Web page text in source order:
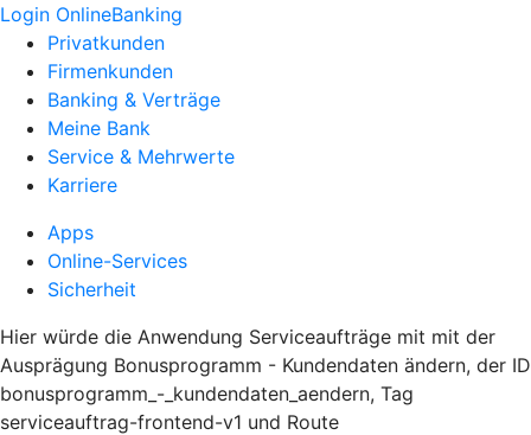
Login OnlineBanking
Privatkunden
Firmenkunden
Banking & Verträge
Meine Bank
Service & Mehrwerte
Karriere
Apps
Online-Services
Sicherheit
Hier würde die Anwendung Serviceaufträge mit mit der
Ausprägung Bonusprogramm - Kundendaten ändern, der ID
bonusprogramm_-_kundendaten_aendern, Tag
serviceauftrag-frontend-v1 und Route